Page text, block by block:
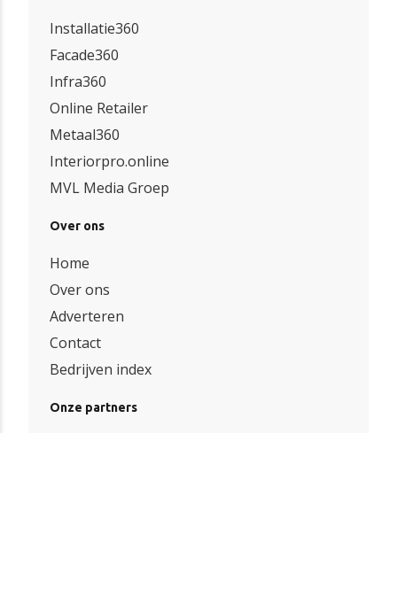
Installatie360
Facade360
Infra360
Online Retailer
Metaal360
Interiorpro.online
MVL Media Groep
Over ons
Home
Over ons
Adverteren
Contact
Bedrijven index
Onze partners